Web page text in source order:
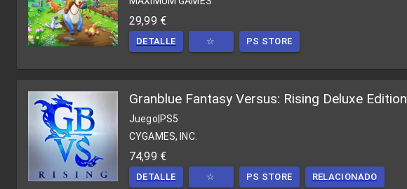
29,99 €
DETALLE ☆ PS STORE
Granblue Fantasy Versus: Rising Deluxe Edition
Juego PS5
CYGAMES, INC.
74,99 €
DETALLE ☆ PS STORE RELACIONADO